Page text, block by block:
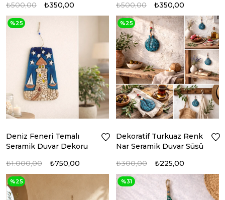
₺350,00
₺500,00 ₺350,00
₺500,00
Deniz Feneri Temalı
Seramik Duvar Dekoru
₺750,00
₺1.000,00
%25
Dekoratif Turkuaz Renk
Nar Seramik Duvar Süsü
₺225,00
₺300,00
%25
%25 %31